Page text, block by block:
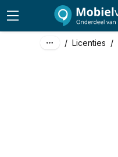
/ Licenties /
39,00 excl. btw
47,19 incl. btw